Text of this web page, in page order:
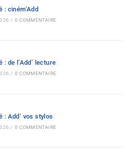
: ciném’Add
/ 0 COMMENTAIRE
: de l’Add’ lecture
/ 0 COMMENTAIRE
: Add’ vos stylos
/ 0 COMMENTAIRE